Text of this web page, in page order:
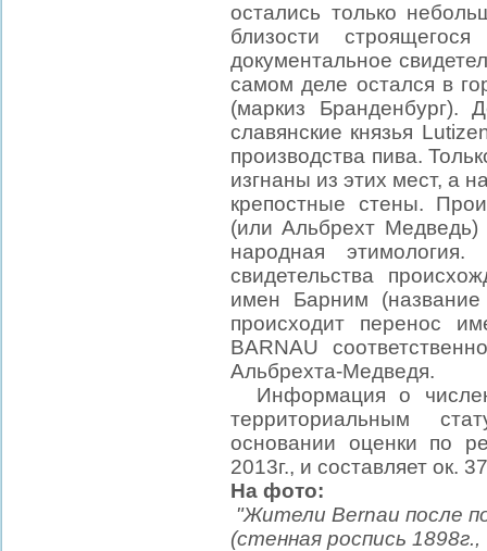
остались только
близости
документальное
самом деле остался в
(маркиз Бранденбург).
славянские князья
производства пива.
изгнаны из этих мест, а
крепостные стены.
(или Альбрехт Медведь)
народная
свидетельства
имен Барним (название
происходит перенос
BARNAU
Альбрехта-Медведя.
Информация о
территориальным
основании оценки по
2013г., и составляет ок.
На фото:
"Жители Bernau после
(стенная роспись